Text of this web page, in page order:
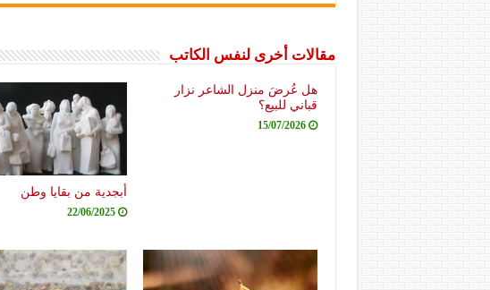
مقالات أخرى لنفس الكاتب
هل عُرضَ منزل الشاعر نزار
قباني للبيع؟
15/07/2026
أبجدية من بقايا وطن
22/06/2025